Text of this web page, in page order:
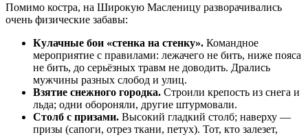
Помимо костра, на Широкую Масленицу разворачивались
очень физические забавы:
Кулачные бои «стенка на стенку». Командное
мероприятие с правилами: лежачего не бить, ниже пояса
не бить, до серьёзных травм не доводить. Дрались
мужчины разных слобод и улиц.
Взятие снежного городка. Строили крепость из снега и
льда; одни обороняли, другие штурмовали.
Столб с призами. Высокий гладкий столб; наверху —
призы (сапоги, отрез ткани, петух). Тот, кто залезет,